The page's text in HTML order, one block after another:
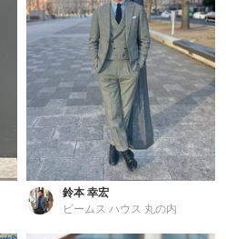
鈴本 幸宏
ビームス ハウス 丸の内